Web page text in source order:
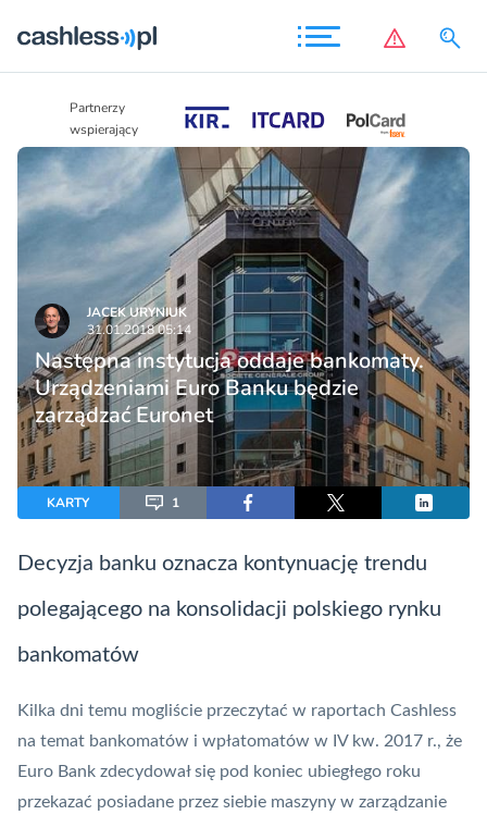
Partnerzy
wspierający
JACEK URYNIUK
31.01.2018 05:14
Następna instytucja oddaje bankomaty.
Urządzeniami Euro Banku będzie
zarządzać Euronet
KARTY 1
Decyzja banku oznacza kontynuację trendu
polegającego na konsolidacji polskiego rynku
bankomatów
Kilka dni temu mogliście przeczytać w raportach Cashless
na temat bankomatów i wpłatomatów w IV kw. 2017 r., że
Euro Bank zdecydował się pod koniec ubiegłego roku
przekazać posiadane przez siebie maszyny w zarządzanie